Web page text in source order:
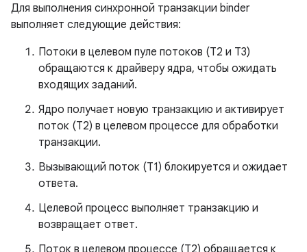
Для выполнения синхронной транзакции binder
выполняет следующие действия:
Потоки в целевом пуле потоков (T2 и T3)
обращаются к драйверу ядра, чтобы ожидать
входящих заданий.
Ядро получает новую транзакцию и активирует
поток (T2) в целевом процессе для обработки
транзакции.
Вызывающий поток (T1) блокируется и ожидает
ответа.
Целевой процесс выполняет транзакцию и
возвращает ответ.
Поток в целевом процессе (T2) обращается к